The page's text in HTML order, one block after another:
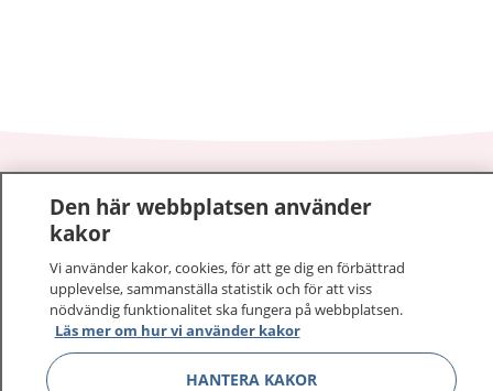
– tryggt om din hälsa och vård
På 1177.se får du råd om hälsa och information om
sjukdomar och vilka mottagningar du kan kontakta.
Logga in för att läsa din journal och göra dina
vårdärenden. Ring telefonnummer 1177 för
sjukvårdsrådgivning dygnet runt.
1177 ger dig råd när du vill må bättre.
Den här webbplatsen använder
kakor
Vi använder kakor, cookies, för att ge dig en förbättrad
upplevelse, sammanställa statistik och för att viss
nödvändig funktionalitet ska fungera på webbplatsen.
Läs mer om hur vi använder kakor
HANTERA KAKOR